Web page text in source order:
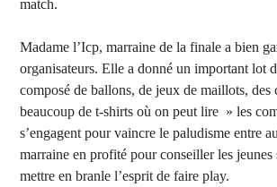
match.
Madame l’Icp, marraine de la finale a bien
organisateurs. Elle a donné un important lot
composé de ballons, de jeux de maillots, des
beaucoup de t-shirts où on peut lire » les
s’engagent pour vaincre le paludisme entre
marraine en profité pour conseiller les jeunes
mettre en branle l’esprit de faire play.